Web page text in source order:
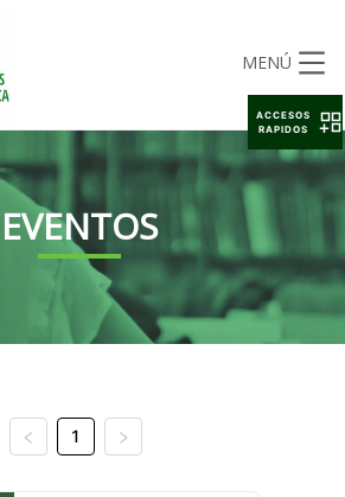
MENÚ
EVENTOS
1
ACCESOS
RAPIDOS